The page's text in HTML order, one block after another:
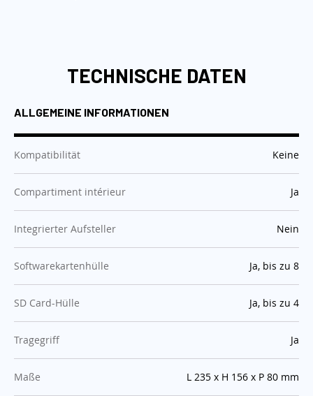
TECHNISCHE DATEN
ALLGEMEINE INFORMATIONEN
Kompatibilität :Keine
Compartiment intérieur :Ja
Integrierter Aufsteller :Nein
Softwarekartenhülle :Ja, bis zu 8
SD Card-Hülle :Ja, bis zu 4
Tragegriff :Ja
Maße :L 235 x H 156 x P 80 mm